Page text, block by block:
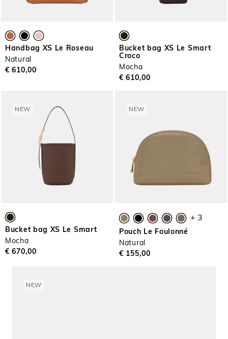
Handbag XS Le Roseau
Natural
€ 610,00
Bucket bag XS Le Smart
Croco
Mocha
€ 610,00
NEW
Bucket bag XS Le Smart
Mocha
€ 670,00
NEW
+ 3
Pouch Le Foulonné
Natural
€ 155,00
NEW